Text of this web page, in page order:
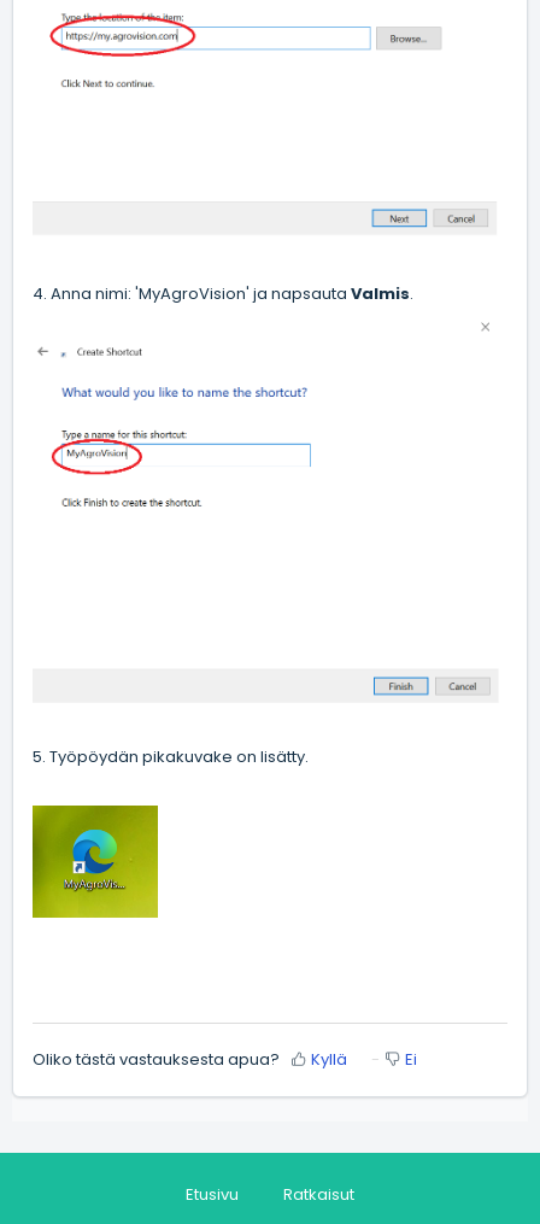
4. Anna nimi: 'MyAgroVision' ja napsauta Valmis.
5. Työpöydän pikakuvake on lisätty.
Oliko tästä vastauksesta apua? Kyllä Ei
Etusivu Ratkaisut